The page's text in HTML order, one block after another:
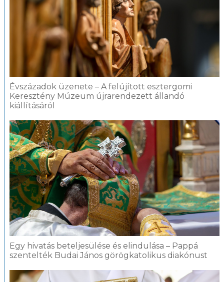
Évszázadok üzenete – A felújított esztergomi
Keresztény Múzeum újrarendezett állandó
kiállításáról
Egy hivatás beteljesülése és elindulása – Pappá
szentelték Budai János görögkatolikus diakónust